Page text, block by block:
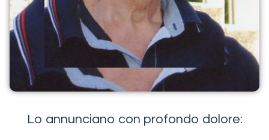
Lo annunciano con profondo dolore: